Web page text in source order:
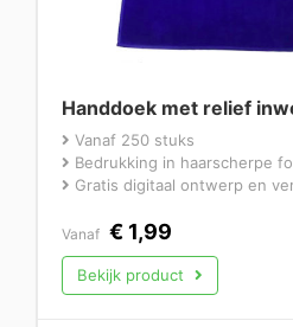
Handdoek met relief
Vanaf 250 stuks
Bedrukking in haarscherpe
Gratis digitaal ontwerp en
Vanaf € 1,99
Bekijk product